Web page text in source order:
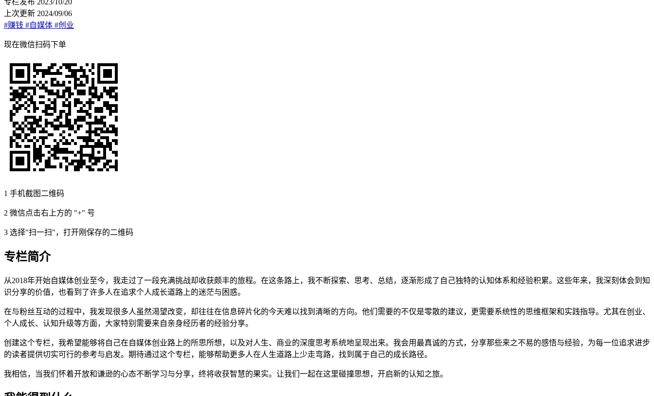
上次更新 2024/09/06
#赚钱 #自媒体 #创业
现在微信扫码下单
1 手机截图二维码
2 微信点击右上方的 "+" 号
3 选择"扫一扫"，打开刚保存的二维码
专栏简介
从2018年开始自媒体创业至今，我走过了一段充满挑战却收获颇丰的旅程。在这条路上，我不断探索、思考、总结，逐渐形成了自己独特的认知体系和经验积累。这些年来，我深刻体会到知
识分享的价值，也看到了许多人在追求个人成长道路上的迷茫与困惑。
在与粉丝互动的过程中，我发现很多人虽然渴望改变，却往往在信息碎片化的今天难以找到清晰的方向。他们需要的不仅是零散的建议，更需要系统性的思维框架和实践指导。尤其在创业、
个人成长、认知升级等方面，大家特别需要来自亲身经历者的经验分享。
创建这个专栏，我希望能够将自己在自媒体创业路上的所思所想，以及对人生、商业的深度思考系统地呈现出来。我会用最真诚的方式，分享那些来之不易的感悟与经验，为每一位追求进步
的读者提供切实可行的参考与启发。期待通过这个专栏，能够帮助更多人在人生道路上少走弯路，找到属于自己的成长路径。
我相信，当我们怀着开放和谦逊的心态不断学习与分享，终将收获智慧的果实。让我们一起在这里碰撞思想，开启新的认知之旅。